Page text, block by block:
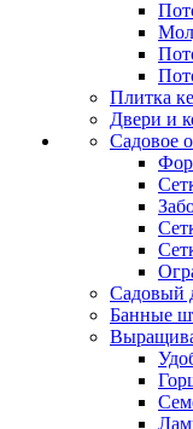
Плитка
Двери и
Садовое
Садовый
Банные